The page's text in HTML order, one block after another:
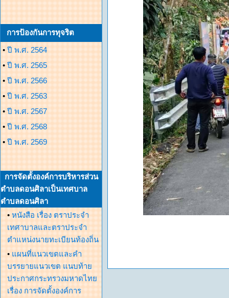
การป้องกันการทุจริต
• ปี พ.ศ. 2564
• ปี พ.ศ. 2565
• ปี พ.ศ. 2566
• ปี พ.ศ. 2563
• ปี พ.ศ. 2567
• ปี พ.ศ. 2568
• ปี พ.ศ. 2569
การจัดตั้งองค์การบริหารส่วน
ตำบลดอนศิลาเป็นเทศบาล
ตำบลดอนศิลา
• หนังสือ เรื่อง ตราประจำ
เทศาบาลและตราประจำ
ตำแหน่งนายทะเบียนท้องถิ่น
• แผนที่แนวเขตและคำ
บรรยายแนวเขต แนบท้าย
ประกาศกระทรวงมหาดไทย
เรื่อง การจัดตั้งองค์การ